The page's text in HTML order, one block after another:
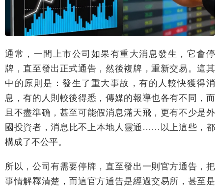
通常，一間上市公司如果有重大消息發生，它會停
牌，直至發出正式通告，然後複牌，重新交易。這其
中的原則是：發生了重大事故，有的人較快獲得消
息，有的人則較後得悉，傳媒的報導也各有不同，而
且不盡準确，甚至可能假消息滿天飛，更有不少是外
國投資者，消息比不上本地人靈通……以上這些，都
構成了不公平。
所以，公司有需要停牌，直至發出一則官方通告，把
事情解釋清楚，而這官方通告是經過交易所，甚至是